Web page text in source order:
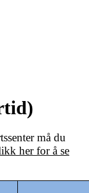
må du
her for å se